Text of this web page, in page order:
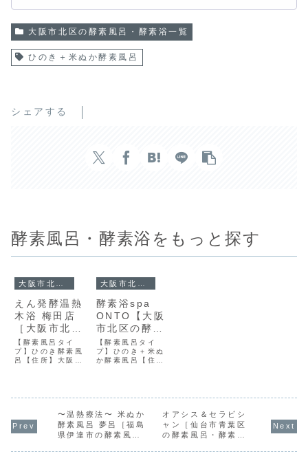
大阪市北区の酵素風呂・酵素浴一覧
ひのき＋米ぬか酵素風呂
シェアする
酵素風呂・酵素浴をもっと探す
大阪市北区の酵素風呂・酵素浴一覧
えん発酵温熱
木浴 梅田店
［大阪市北区
の酵素風呂・
酵素浴］
【酵素風呂タイ
プ】ひのき酵素風
呂【住所】大阪市
号】06-6343-
6360【酵素の温
度目安】65〜
85℃【こだわり】
大阪市北区の酵素風呂・酵素浴一覧
酵素浴spa
ONTO【大阪
市北区の酵素
風呂・酵素
浴】
【酵素風呂タイ
プ】ひのき＋米ぬ
か酵素風呂【住
7109-4639【酵
素の温度目安】
70℃【複数人での
利用】ペア利用可
〜温熱療法〜 米ぬか
酵素風呂 夢呂［福島
県伊達市の酵素風
オアシス＆セラビシ
ャン［仙台市青葉区
の酵素風呂・酵素浴